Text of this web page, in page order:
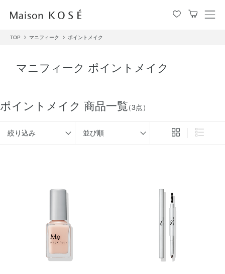
メ
TOP マニフィーク ポイントメイク
マニフィーク ポイントメイク
ポイントメイク 商品一覧（3点）
絞り込み 並び順